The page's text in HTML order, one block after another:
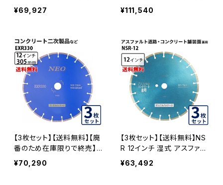
プロ 9インチ みかげ石・硬
質コンクリートなど (ks-23
¥69,927
50-12 硬質コンクリート・み
かげ石など EXR550-12-0
¥111,540
【3枚セット】【送料無料】【廃
番のため在庫限りで終売】
乾式 EXR330 12インチ ex
r330-12 コンクリート二次
¥70,290
【3枚セット】【送料無料】NS
R 12インチ 湿式 アスファル
ト道路・コンクリート舗装面
兼用 一般道路カッター切断
¥63,492